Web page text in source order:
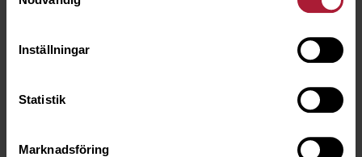
Inställningar
Statistik
Marknadsföring